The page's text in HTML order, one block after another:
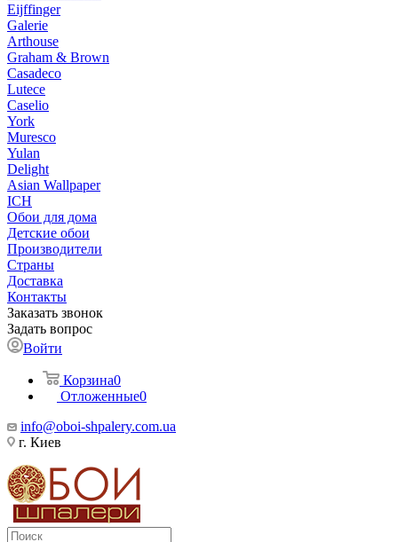
Eijffinger
Galerie
Arthouse
Graham & Brown
Casadeco
Lutece
Caselio
York
Muresco
Yulan
Delight
Asian Wallpaper
ICH
Обои для дома
Детские обои
Производители
Страны
Доставка
Контакты
Заказать звонок
Задать вопрос
Войти
Корзина0
Отложенные0
info@oboi-shpalery.com.ua
г. Киев